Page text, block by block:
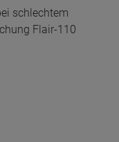
schlechtem
Flair-110